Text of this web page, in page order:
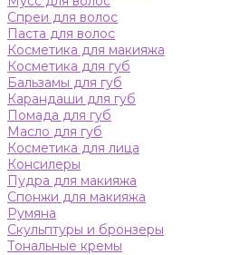
Спреи для волос
Паста для волос
Косметика для макияжа
Косметика для губ
Бальзамы для губ
Карандаши для губ
Помада для губ
Масло для губ
Косметика для лица
Консилеры
Пудра для макияжа
Спонжи для макияжа
Румяна
Скульптуры и бронзеры
Тональные кремы